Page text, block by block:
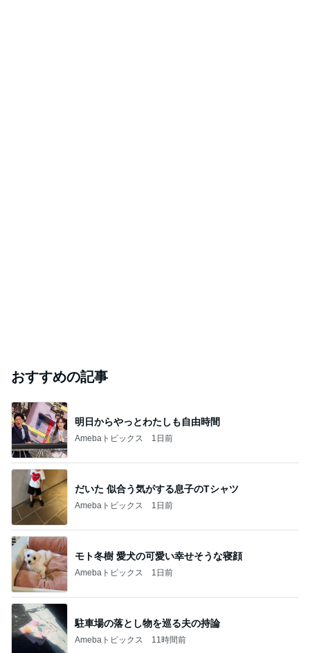
おすすめの記事
明日からやっとわたしも自由時間
Amebaトピックス 1日前
だいた 似合う気がする息子のTシャツ
Amebaトピックス 1日前
モト冬樹 愛犬の可愛い幸せそうな寝顔
Amebaトピックス 1日前
駐車場の落とし物を巡る夫の持論
Amebaトピックス 11時間前